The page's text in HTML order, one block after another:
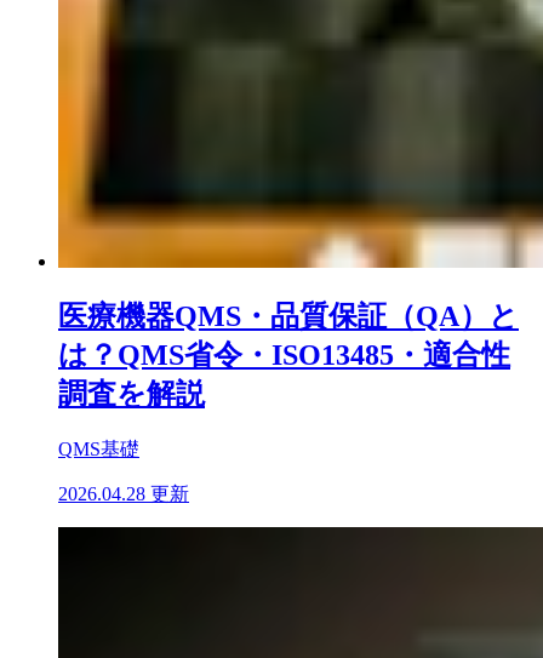
医療機器QMS・品質保証（QA）と
は？QMS省令・ISO13485・適合性
調査を解説
QMS基礎
2026.04.28 更新